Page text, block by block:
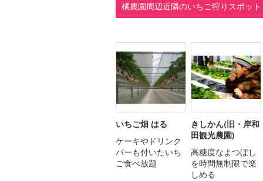
橘農園周辺近隣のいちご狩りスポット
いちご畑 はる
ケーキやドリンク
バーも付いたいち
ご食べ放題
きしかん(旧・岸和
田観光農園)
高糖度なよつぼし
を時間無制限で楽
しめる